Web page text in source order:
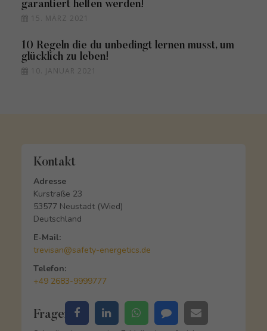
garantiert helfen werden!
15. MÄRZ 2021
10 Regeln die du unbedingt lernen musst, um
glücklich zu leben!
10. JANUAR 2021
Kontakt
Adresse
Kurstraße 23
53577 Neustadt (Wied)
Deutschland
E-Mail:
trevisan@safety-energetics.de
Telefon:
+49 2683-9999777
Fragen?